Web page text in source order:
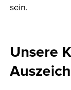
sein.
Unsere